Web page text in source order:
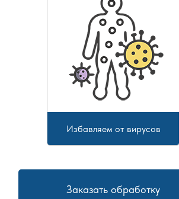
Избавляем от вирусов
Заказать обработку